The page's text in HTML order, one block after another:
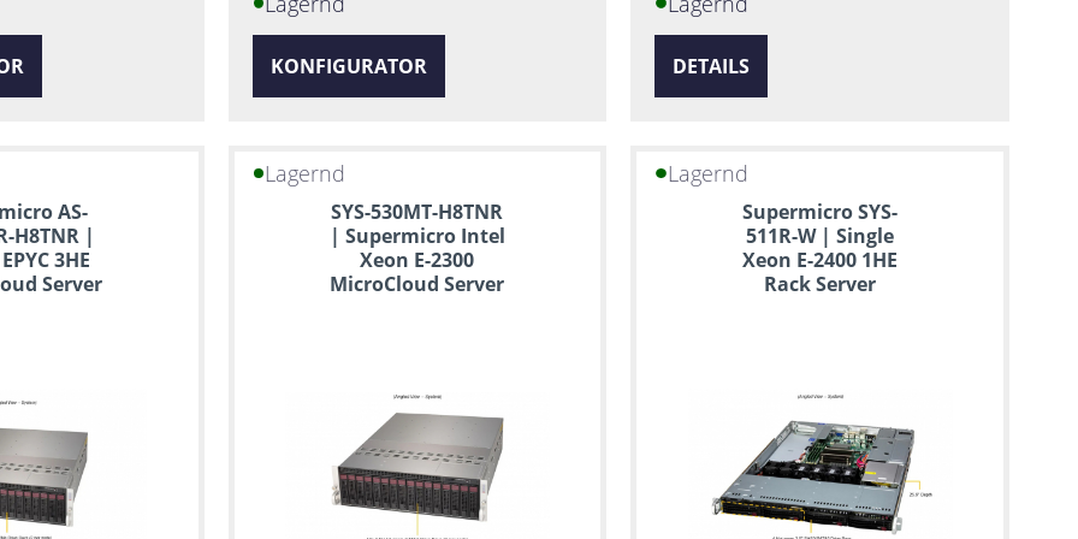
KONFIGURATOR DETAILS
AS-
H8TNR |
3HE
Server
Lagernd
SYS-530MT-H8TNR
| Supermicro Intel
Xeon E-2300
MicroCloud Server
Lagernd
Supermicro SYS-
511R-W | Single
Xeon E-2400 1HE
Rack Server